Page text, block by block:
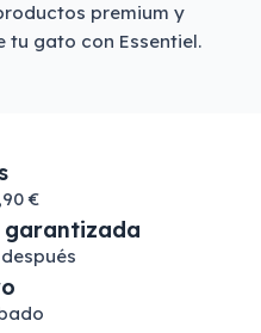
premium y
tu gato con Essentiel.
€
garantizada